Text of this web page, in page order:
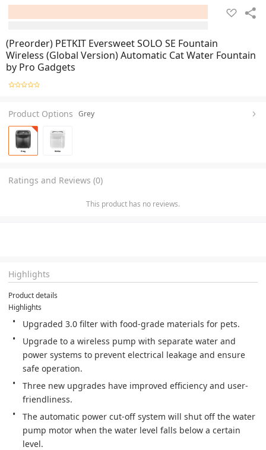
(Preorder) PETKIT Eversweet SOLO SE Fountain
Wireless (Global Version) Automatic Cat Water Fountain
by Pro Gadgets
Product Options Grey
Ratings and Reviews (0)
This product has no reviews.
Highlights
Product details
Highlights
Upgraded 3.0 filter with food-grade materials for pets.
Upgrade to a wireless pump with separate water and
power systems to prevent electrical leakage and ensure
safe operation.
Three new upgrades have improved efficiency and user-
friendliness.
The automatic power cut-off system will shut off the water
pump motor when the water level falls below a certain
level.